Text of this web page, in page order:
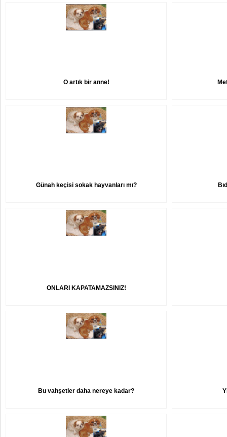
O artık bir anne!
Günah keçisi sokak hayvanları mı?
ONLARI KAPATAMAZSINIZ!
Bu vahşetler daha nereye kadar?